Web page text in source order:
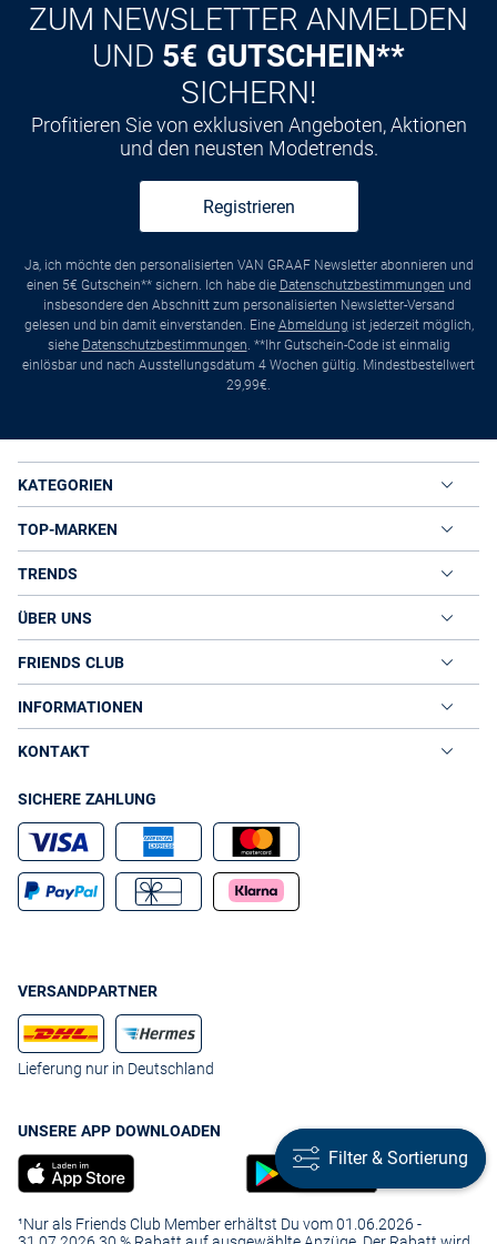
ZUM NEWSLETTER ANMELDEN
UND 5€ GUTSCHEIN**
SICHERN!
Profitieren Sie von exklusiven Angeboten, Aktionen
und den neusten Modetrends.
Registrieren
Ja, ich möchte den personalisierten VAN GRAAF Newsletter abonnieren und
einen 5€ Gutschein** sichern. Ich habe die Datenschutzbestimmungen und
insbesondere den Abschnitt zum personalisierten Newsletter-Versand
gelesen und bin damit einverstanden. Eine Abmeldung ist jederzeit möglich,
siehe Datenschutzbestimmungen. **Ihr Gutschein-Code ist einmalig
einlösbar und nach Ausstellungsdatum 4 Wochen gültig. Mindestbestellwert
29,99€.
KATEGORIEN
TOP-MARKEN
TRENDS
ÜBER UNS
FRIENDS CLUB
INFORMATIONEN
KONTAKT
SICHERE ZAHLUNG
VERSANDPARTNER
Lieferung nur in Deutschland
UNSERE APP DOWNLOADEN
¹Nur als Friends Club Member erhältst Du vom 01.06.2026 -
Filter & Sortierung
Filter & Sortierung